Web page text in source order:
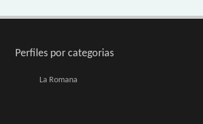
Perfiles por categorias
La Romana